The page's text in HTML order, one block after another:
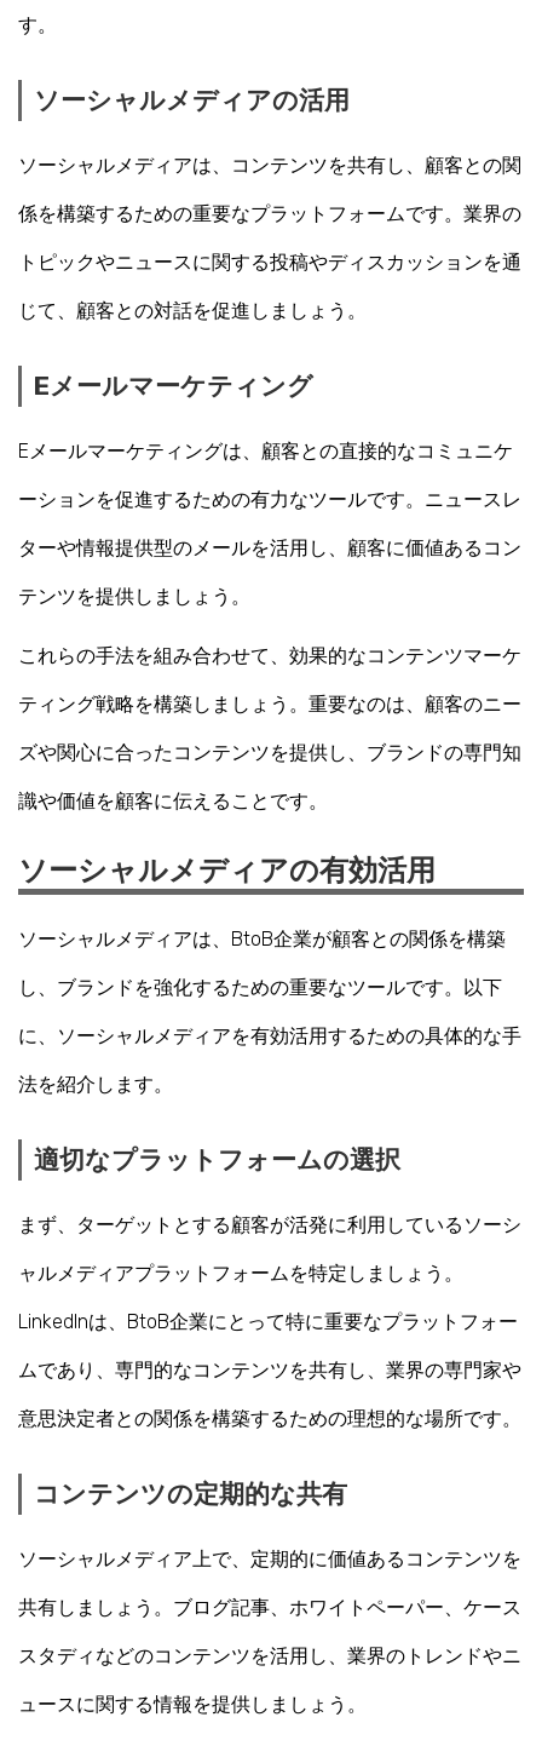
す。
ソーシャルメディアの活用
ソーシャルメディアは、コンテンツを共有し、顧客との関
係を構築するための重要なプラットフォームです。業界の
トピックやニュースに関する投稿やディスカッションを通
じて、顧客との対話を促進しましょう。
Eメールマーケティング
Eメールマーケティングは、顧客との直接的なコミュニケ
ーションを促進するための有力なツールです。ニュースレ
ターや情報提供型のメールを活用し、顧客に価値あるコン
テンツを提供しましょう。
これらの手法を組み合わせて、効果的なコンテンツマーケ
ティング戦略を構築しましょう。重要なのは、顧客のニー
ズや関心に合ったコンテンツを提供し、ブランドの専門知
識や価値を顧客に伝えることです。
ソーシャルメディアの有効活用
ソーシャルメディアは、BtoB企業が顧客との関係を構築
し、ブランドを強化するための重要なツールです。以下
に、ソーシャルメディアを有効活用するための具体的な手
法を紹介します。
適切なプラットフォームの選択
まず、ターゲットとする顧客が活発に利用しているソーシ
ャルメディアプラットフォームを特定しましょう。
LinkedInは、BtoB企業にとって特に重要なプラットフォー
ムであり、専門的なコンテンツを共有し、業界の専門家や
意思決定者との関係を構築するための理想的な場所です。
コンテンツの定期的な共有
ソーシャルメディア上で、定期的に価値あるコンテンツを
共有しましょう。ブログ記事、ホワイトペーパー、ケース
スタディなどのコンテンツを活用し、業界のトレンドやニ
ュースに関する情報を提供しましょう。